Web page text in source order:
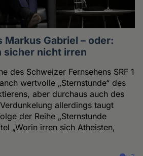
Markus Gabriel – oder:
sicher nicht irren
des Schweizer Fernsehens SRF 1
wertvolle „Sternstunde“ des
aber durchaus auch des
allerdings taugt
der Reihe „Sternstunde
„Worin irren sich Atheisten,